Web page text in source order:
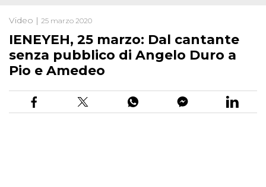
Video | 25 marzo 2020
IENEYEH, 25 marzo: Dal cantante
senza pubblico di Angelo Duro a
Pio e Amedeo